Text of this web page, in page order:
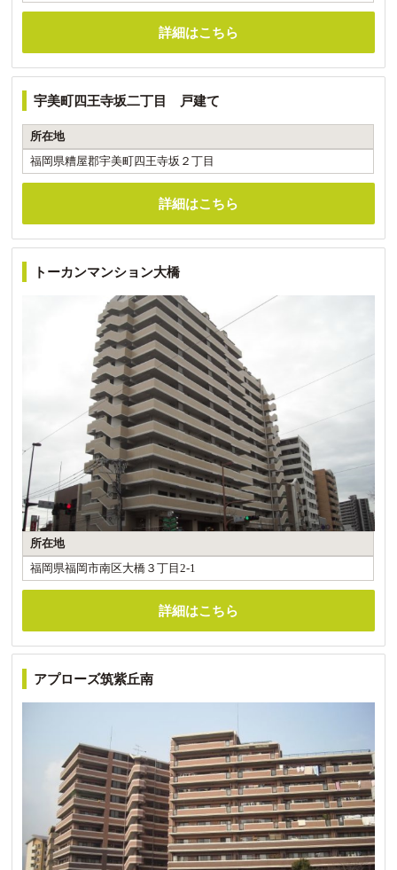
詳細はこちら
宇美町四王寺坂二丁目 戸建て
所在地
福岡県糟屋郡宇美町四王寺坂２丁目
詳細はこちら
トーカンマンション大橋
所在地
福岡県福岡市南区大橋３丁目2-1
詳細はこちら
アプローズ筑紫丘南